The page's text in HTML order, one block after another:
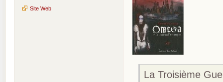
Site Web
La Troisième